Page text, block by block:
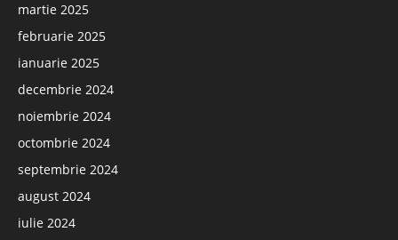
martie 2025
februarie 2025
ianuarie 2025
decembrie 2024
noiembrie 2024
octombrie 2024
septembrie 2024
august 2024
iulie 2024